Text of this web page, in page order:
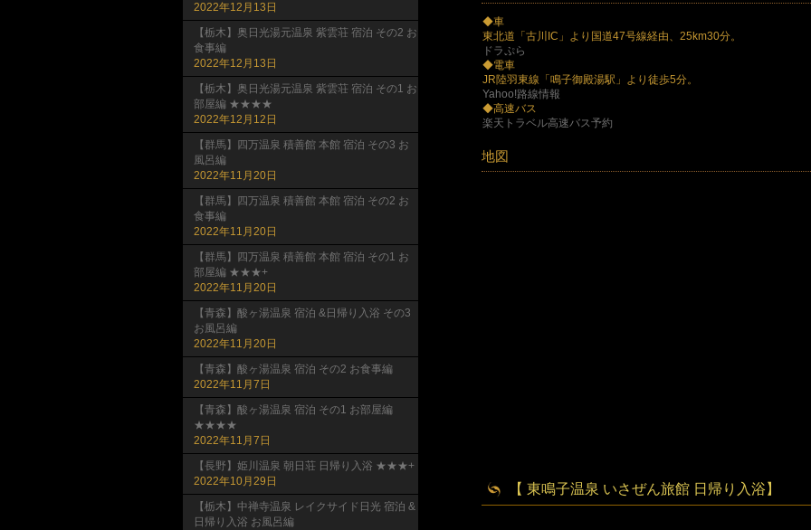
◆車
東北道「古川IC」より国道47号線経由、25km30分。
ドラぷら
◆電車
JR陸羽東線「鳴子御殿湯駅」より徒歩5分。
Yahoo!路線情報
◆高速バス
楽天トラベル高速バス予約
地図
【 東鳴子温泉 いさぜん旅館 日帰り入浴】
2022年12月13日
【栃木】奥日光湯元温泉 紫雲荘 宿泊 その2 お
食事編
2022年12月13日
【栃木】奥日光湯元温泉 紫雲荘 宿泊 その1 お
部屋編 ★★★★
2022年12月12日
【群馬】四万温泉 積善館 本館 宿泊 その3 お
風呂編
2022年11月20日
【群馬】四万温泉 積善館 本館 宿泊 その2 お
食事編
2022年11月20日
【群馬】四万温泉 積善館 本館 宿泊 その1 お
部屋編 ★★★+
2022年11月20日
【青森】酸ヶ湯温泉 宿泊 &日帰り入浴 その3
お風呂編
2022年11月20日
【青森】酸ヶ湯温泉 宿泊 その2 お食事編
2022年11月7日
【青森】酸ヶ湯温泉 宿泊 その1 お部屋編
★★★★
2022年11月7日
【長野】姫川温泉 朝日荘 日帰り入浴 ★★★+
2022年10月29日
【栃木】中禅寺温泉 レイクサイド日光 宿泊 &
日帰り入浴 お風呂編